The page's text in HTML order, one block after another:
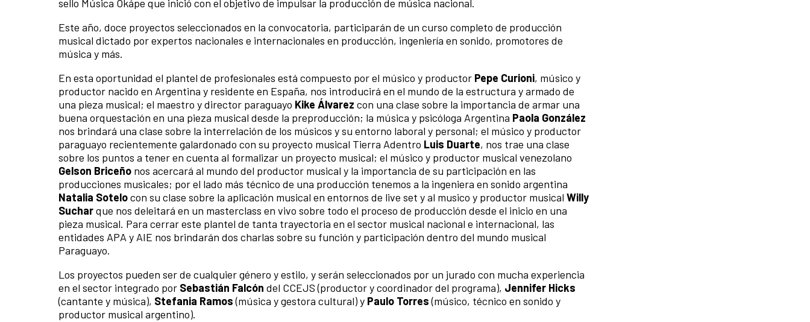
sello Música Okápe que inició con el objetivo de impulsar la producción de música nacional.
Este año, doce proyectos seleccionados en la convocatoria, participarán de un curso completo de producción
musical dictado por expertos nacionales e internacionales en producción, ingeniería en sonido, promotores de
música y más.
En esta oportunidad el plantel de profesionales está compuesto por el músico y productor Pepe Curioni, músico y
productor nacido en Argentina y residente en España, nos introducirá en el mundo de la estructura y armado de
una pieza musical; el maestro y director paraguayo Kike Álvarez con una clase sobre la importancia de armar una
buena orquestación en una pieza musical desde la preproducción; la música y psicóloga Argentina Paola González
nos brindará una clase sobre la interrelación de los músicos y su entorno laboral y personal; el músico y productor
paraguayo recientemente galardonado con su proyecto musical Tierra Adentro Luis Duarte, nos trae una clase
sobre los puntos a tener en cuenta al formalizar un proyecto musical; el músico y productor musical venezolano
Gelson Briceño nos acercará al mundo del productor musical y la importancia de su participación en las
producciones musicales; por el lado más técnico de una producción tenemos a la ingeniera en sonido argentina
Natalia Sotelocon su clase sobre la aplicación musical en entornos de live set y al musico y productor musical Willy
Sucharque nos deleitará en un masterclass en vivo sobre todo el proceso de producción desde el inicio en una
pieza musical. Para cerrar este plantel de tanta trayectoria en el sector musical nacional e internacional, las
entidades APA y AIE nos brindarán dos charlas sobre su función y participación dentro del mundo musical
Paraguayo.
Los proyectos pueden ser de cualquier género y estilo, y serán seleccionados por un jurado con mucha experiencia
en el sector integrado por Sebastián Falcón del CCEJS (productor y coordinador del programa), Jennifer Hicks
(cantante y música), Stefania Ramos(música y gestora cultural) y Paulo Torres(músico, técnico en sonido y
productor musical argentino).